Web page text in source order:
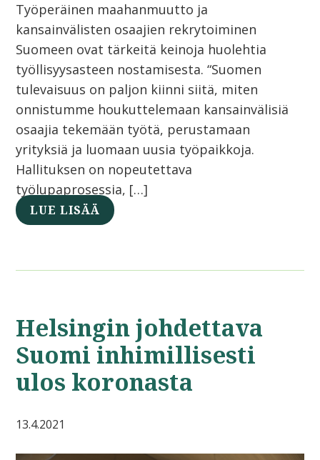
Työperäinen maahanmuutto ja
kansainvälisten osaajien rekrytoiminen
Suomeen ovat tärkeitä keinoja huolehtia
työllisyysasteen nostamisesta. “Suomen
tulevaisuus on paljon kiinni siitä, miten
onnistumme houkuttelemaan kansainvälisiä
osaajia tekemään työtä, perustamaan
yrityksiä ja luomaan uusia työpaikkoja.
Hallituksen on nopeutettava
työlupaprosessia, […]
LUE LISÄÄ
Helsingin johdettava
Suomi inhimillisesti
ulos koronasta
13.4.2021